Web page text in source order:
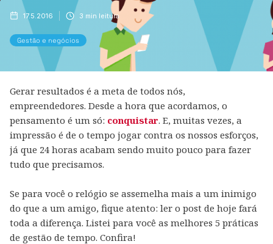
17.5.2016 3 min leitura
Gestão e negócios
Gerar resultados é a meta de todos nós,
empreendedores. Desde a hora que acordamos, o
pensamento é um só: conquistar. E, muitas vezes, a
impressão é de o tempo jogar contra os nossos esforços,
já que 24 horas acabam sendo muito pouco para fazer
tudo que precisamos.
Se para você o relógio se assemelha mais a um inimigo
do que a um amigo, fique atento: ler o post de hoje fará
toda a diferença. Listei para você as melhores 5 práticas
de gestão de tempo. Confira!